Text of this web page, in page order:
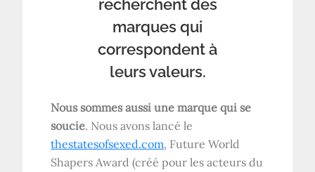
recherchent des
marques qui
correspondent à
leurs valeurs.
Nous sommes aussi une marque qui se
soucie. Nous avons lancé le
thestatesofsexed.com, Future World
Shapers Award (créé pour les acteurs du